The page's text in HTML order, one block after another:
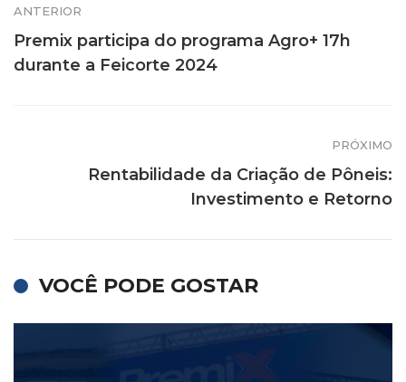
ANTERIOR
Premix participa do programa Agro+ 17h
durante a Feicorte 2024
PRÓXIMO
Rentabilidade da Criação de Pôneis:
Investimento e Retorno
VOCÊ PODE GOSTAR